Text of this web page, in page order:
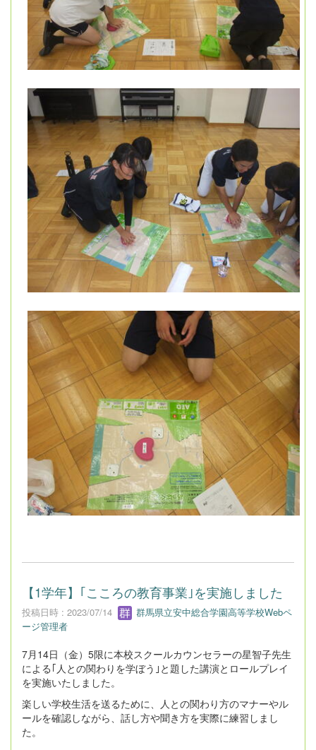
【1学年】｢こころの教育事業｣を実施しました
投稿日時 : 2023/07/14
群馬県立安中総合学園高等学校Webペ
ージ管理者
7月14日（金）5限に本校スクールカウンセラーの星智子先生
による｢人との関わりを学ぼう｣と題した講演とロールプレイ
を実施いたしました。
楽しい学校生活を送るために、人との関わり方のマナーやル
ールを確認しながら、話し方や聞き方を実際に練習しまし
た。